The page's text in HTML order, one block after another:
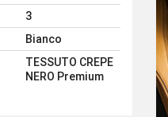
3
Bianco
TESSUTO CREPE
NERO Premium